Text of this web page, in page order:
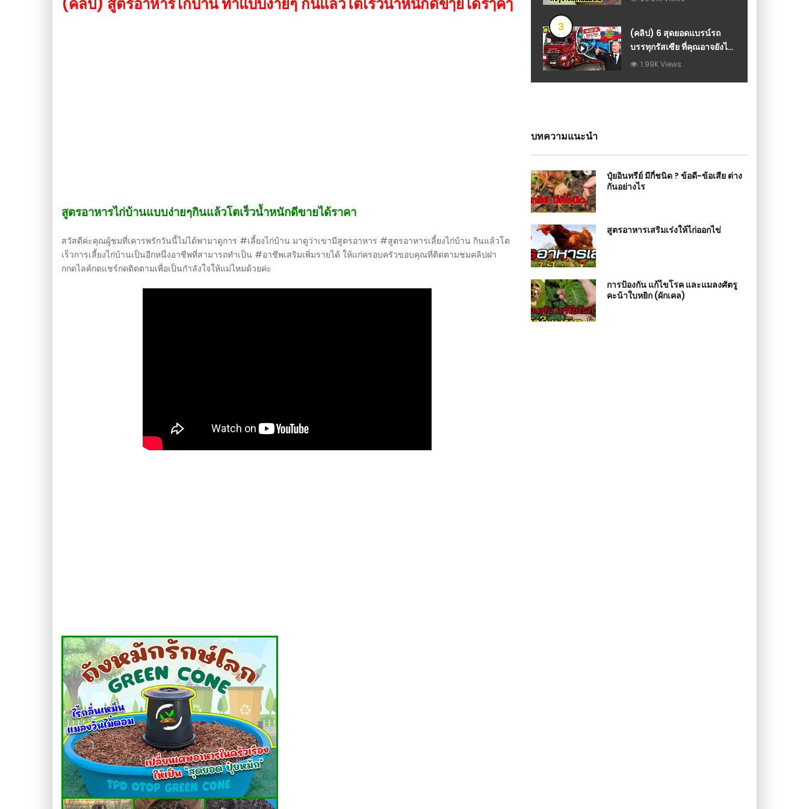
สูตรอาหารไก่บ้านแบบง่ายๆกินแล้วโตเร็วน้ำหนักดีขายได้ราคา
สวัสดีค่ะคุณผู้ชมที่เคารพรักวันนี้ไม่ได้พามาดูการ #เลี้ยงไก่บ้าน มาดูว่าเขามีสูตรอาหาร #สูตรอาหารเลี้ยงไก่บ้าน กินแล้วโต
เร็วการเลี้ยงไก่บ้านเป็นอีกหนึ่งอาชีพที่สามารถทำเป็น #อาชีพเสริมเพิ่มรายได้ ให้แก่ครอบครัวขอบคุณที่ติดตามชมคลิปฝา
กกดไลค์กดแชร์กดติดตามเพื่อเป็นกำลังใจให้แม่ไหมด้วยค่ะ
3
(คลิป) 6 สุดยอดแบรน์รถ
บรรทุกรัสเซีย ที่คุณอาจยังไม่
เคยเห็นมาก่อน (โหดสลัด
1.99K Views
บทความแนะนำ
ปุ๋ยอินทรีย์ มีกี่ชนิด ? ข้อดี-ข้อเสีย ต่าง
กันอย่างไร
สูตรอาหารเสริมเร่งให้ไก่ออกไข่
การป้องกัน แก้ไขโรค และแมลงศัตรู
คะน้าใบหยิก (ผักเคล)